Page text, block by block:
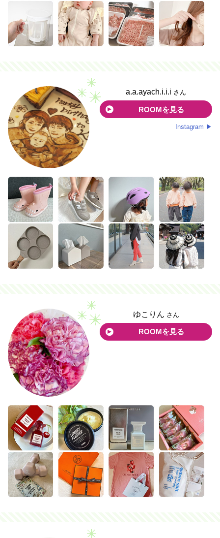
a.a.ayach.i.i.i さん
ROOMを見る
Instagram ▶
ゆこりん さん
ROOMを見る